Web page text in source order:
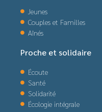
Jeunes
Couples et Familles
Aînés
Proche et solidaire
Écoute
Santé
Solidarité
Écologie intégrale